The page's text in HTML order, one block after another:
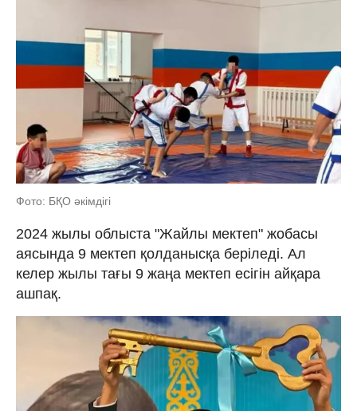
Фото: БҚО әкімдігі
2024 жылы облыста "Жайлы мектеп" жобасы
аясында 9 мектеп қолданысқа беріледі. Ал
келер жылы тағы 9 жаңа мектеп есігін айқара
ашпақ.